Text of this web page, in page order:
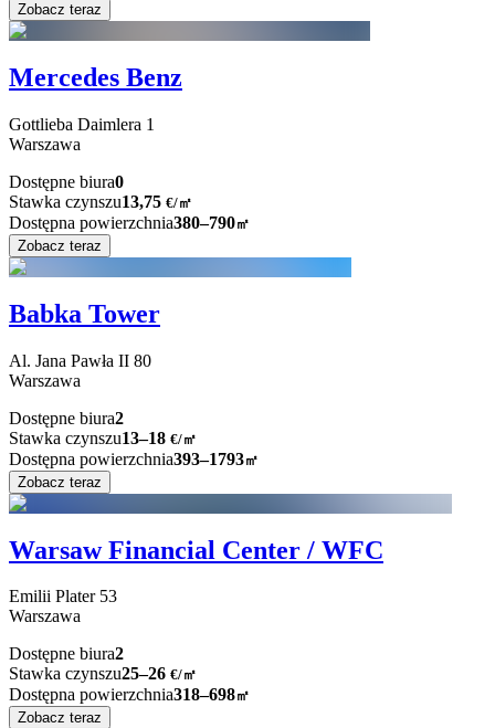
Zobacz teraz
Mercedes Benz
Gottlieba Daimlera 1
Warszawa
Dostępne biura0
Stawka czynszu13,75 €/㎡
Dostępna powierzchnia380–790㎡
Zobacz teraz
Babka Tower
Al. Jana Pawła II 80
Warszawa
Dostępne biura2
Stawka czynszu13–18 €/㎡
Dostępna powierzchnia393–1793㎡
Zobacz teraz
Warsaw Financial Center / WFC
Emilii Plater 53
Warszawa
Dostępne biura2
Stawka czynszu25–26 €/㎡
Dostępna powierzchnia318–698㎡
Zobacz teraz